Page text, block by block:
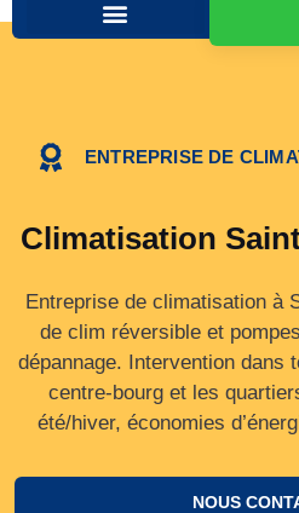
ENTREPRISE DE
Climatisation
Entreprise de climatisation à
de clim réversible et
dépannage. Intervention dans
centre‑bourg et les
été/hiver, économies
NOUS